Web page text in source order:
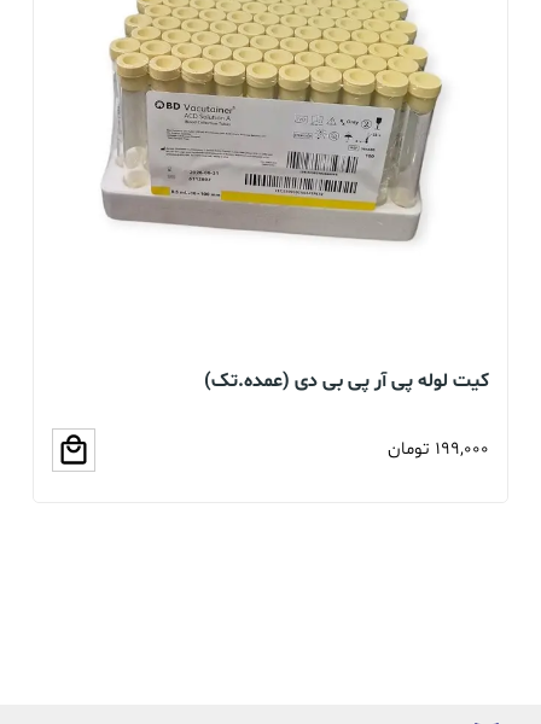
کیت لوله پی آر پی بی دی (عمده.تک)
199,000 تومان